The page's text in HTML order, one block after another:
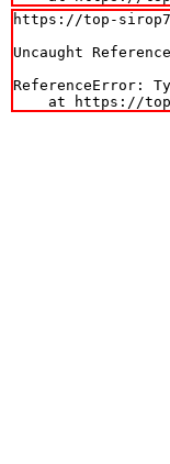
https://top-
Uncaught
ReferenceError:
at https://